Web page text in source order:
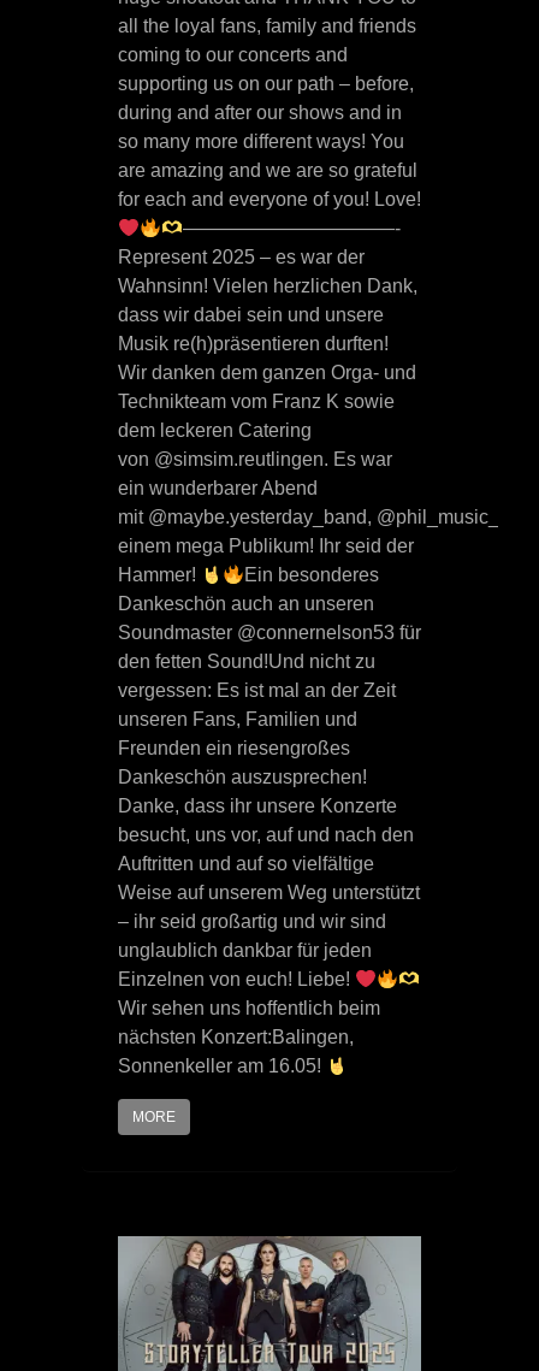
all the loyal fans, family and friends
coming to our concerts and
supporting us on our path – before,
during and after our shows and in
so many more different ways! You
are amazing and we are so grateful
for each and everyone of you! Love!
———————————-
Represent 2025 – es war der
Wahnsinn! Vielen herzlichen Dank,
dass wir dabei sein und unsere
Musik re(h)präsentieren durften!
Wir danken dem ganzen Orga- und
Technikteam vom Franz K sowie
dem leckeren Catering
von @simsim.reutlingen. Es war
ein wunderbarer Abend
mit @maybe.yesterday_band,
einem mega Publikum! Ihr seid der
Hammer!
Ein besonderes
Dankeschön auch an unseren
Soundmaster @connernelson53 für
den fetten Sound!Und nicht zu
vergessen: Es ist mal an der Zeit
unseren Fans, Familien und
Freunden ein riesengroßes
Dankeschön auszusprechen!
Danke, dass ihr unsere Konzerte
besucht, uns vor, auf und nach den
Auftritten und auf so vielfältige
Weise auf unserem Weg unterstützt
– ihr seid großartig und wir sind
unglaublich dankbar für jeden
Einzelnen von euch! Liebe!
Wir sehen uns hoffentlich beim
nächsten Konzert:Balingen,
Sonnenkeller am 16.05!
MORE